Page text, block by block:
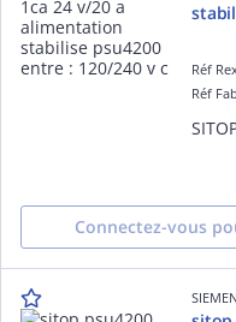
Réf
Réf
Connectez-vous